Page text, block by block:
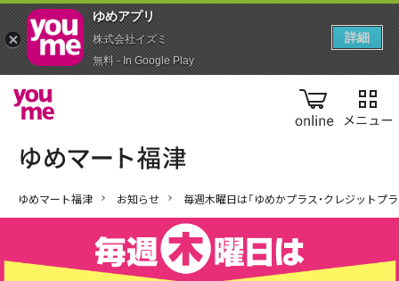
online
ゆめマート福津 お知らせ 毎週木曜日は「ゆめかプラス・クレジットプ
ゆめアプ‪リ‬
株式会社イズミ
無料 - In Google Play
詳細